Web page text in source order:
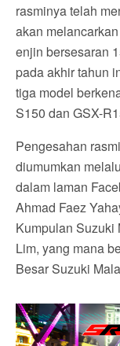
rasminya telah
akan
enjin bersesaran
pada akhir tahun
tiga model
S150 dan GSX-
Pengesahan
diumumkan
dalam laman
Ahmad Faez
Kumpulan Suzuki
Lim, yang mana
Besar Suzuki